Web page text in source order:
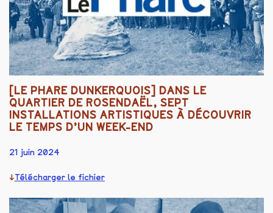
[LE PHARE DUNKERQUOIS] DANS LE
QUARTIER DE ROSENDAËL, SEPT
INSTALLATIONS ARTISTIQUES À DÉCOUVRIR
LE TEMPS D’UN WEEK-END
21 juin 2024
Télécharger le fichier